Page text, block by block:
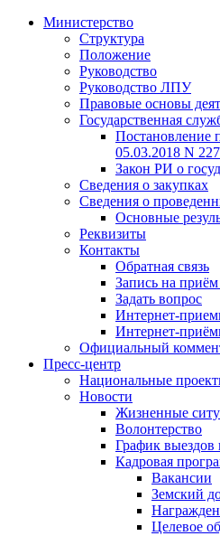
Министерство
Структура
Положение
Руководство
Руководство ЛПУ
Правовые основы
Государственная
Постановление
05.03.2018 N 227
Закон РИ о
Сведения о закупках
Сведения о
Основные
Реквизиты
Контакты
Обратная связь
Запись на приём
Задать вопрос
Интернет-
Интернет-
Официальный
Пресс-центр
Национальные
Новости
Жизненные
Волонтерство
График выездов
Кадровая
Вакансии
Земский
Целевое